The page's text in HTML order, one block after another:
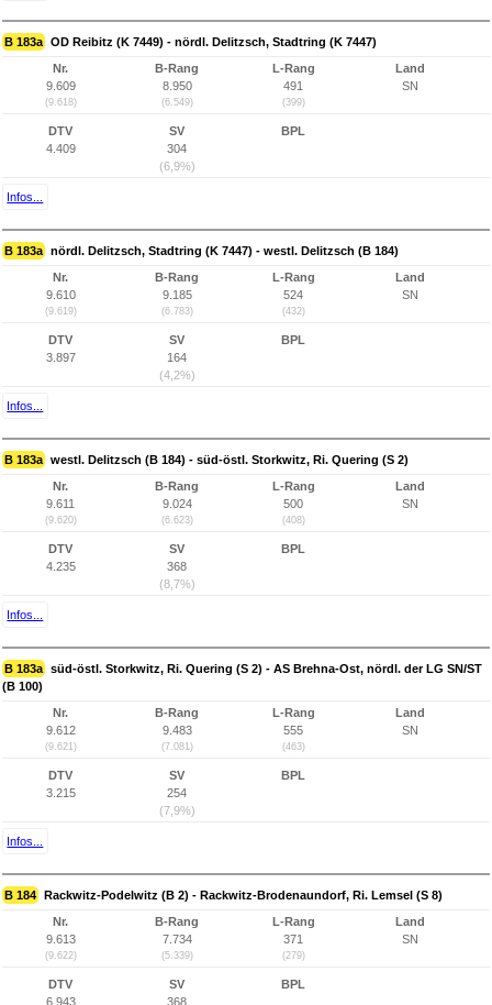
B 183a OD Reibitz (K 7449) - nördl. Delitzsch, Stadtring (K 7447)
Nr.
9.609
(9.618)
B-Rang
8.950
(6.549)
L-Rang
491
(399)
Land
SN
DTV
4.409
SV
304
(6,9%)
BPL
Infos...
B 183a nördl. Delitzsch, Stadtring (K 7447) - westl. Delitzsch (B 184)
Nr.
9.610
(9.619)
B-Rang
9.185
(6.783)
L-Rang
524
(432)
Land
SN
DTV
3.897
SV
164
(4,2%)
BPL
Infos...
B 183a westl. Delitzsch (B 184) - süd-östl. Storkwitz, Ri. Quering (S 2)
Nr.
9.611
(9.620)
B-Rang
9.024
(6.623)
L-Rang
500
(408)
Land
SN
DTV
4.235
SV
368
(8,7%)
BPL
Infos...
B 183a süd-östl. Storkwitz, Ri. Quering (S 2) - AS Brehna-Ost, nördl. der LG SN/ST
(B 100)
Nr.
9.612
(9.621)
B-Rang
9.483
(7.081)
L-Rang
555
(463)
Land
SN
DTV
3.215
SV
254
(7,9%)
BPL
Infos...
B 184 Rackwitz-Podelwitz (B 2) - Rackwitz-Brodenaundorf, Ri. Lemsel (S 8)
Nr.
9.613
(9.622)
B-Rang
7.734
(5.339)
L-Rang
371
(279)
Land
SN
DTV
6.943
SV
368
BPL